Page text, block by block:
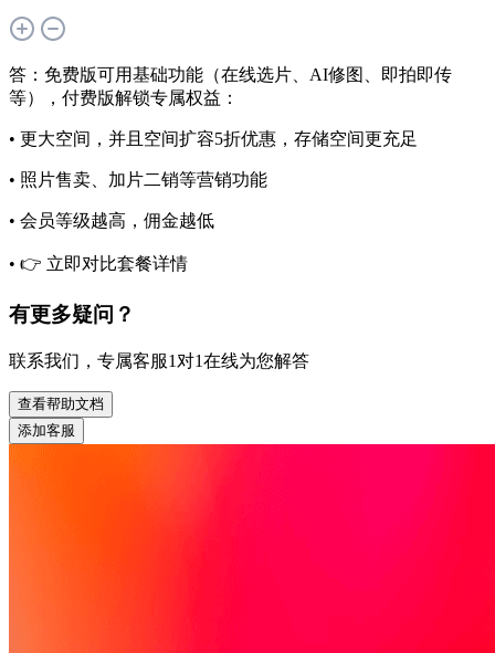
答：免费版可用基础功能（在线选片、AI修图、即拍即传
等），付费版解锁专属权益：
• 更大空间，并且空间扩容5折优惠，存储空间更充足
• 照片售卖、加片二销等营销功能
• 会员等级越高，佣金越低
• 👉 立即对比套餐详情
有更多疑问？
联系我们，专属客服1对1在线为您解答
查看帮助文档
添加客服